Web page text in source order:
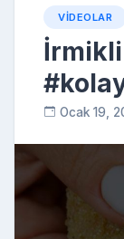
VIDEOLAR
Ocak 19,